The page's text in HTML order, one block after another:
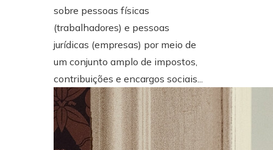
sobre pessoas físicas
(trabalhadores) e pessoas
jurídicas (empresas) por meio de
um conjunto amplo de impostos,
contribuições e encargos sociais...